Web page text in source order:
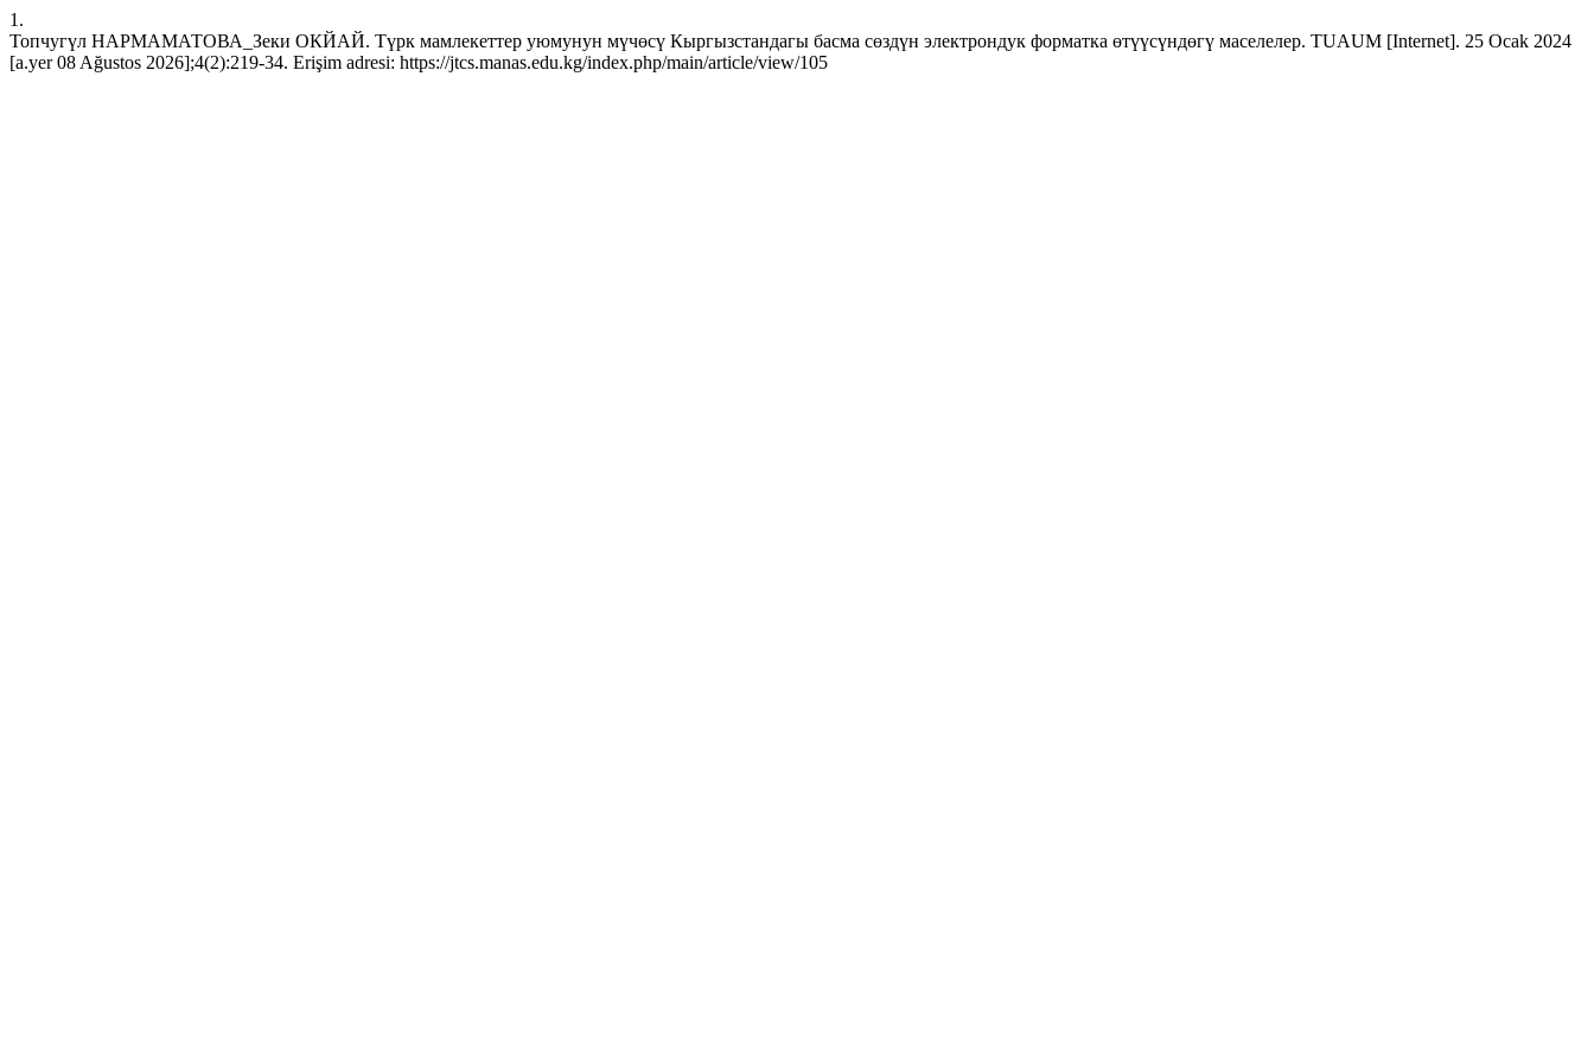
1.
Топчугүл НАРМАМАТОВА_Зеки ОКЙАЙ. Түрк мамлекеттер уюмунун мүчөсү Кыргызстандагы басма сөздүн электрондук форматка өтүүсүндөгү маселелер. TUAUM [Internet]. 25 Ocak 2024
[a.yer 08 Ağustos 2026];4(2):219-34. Erişim adresi: https://jtcs.manas.edu.kg/index.php/main/article/view/105